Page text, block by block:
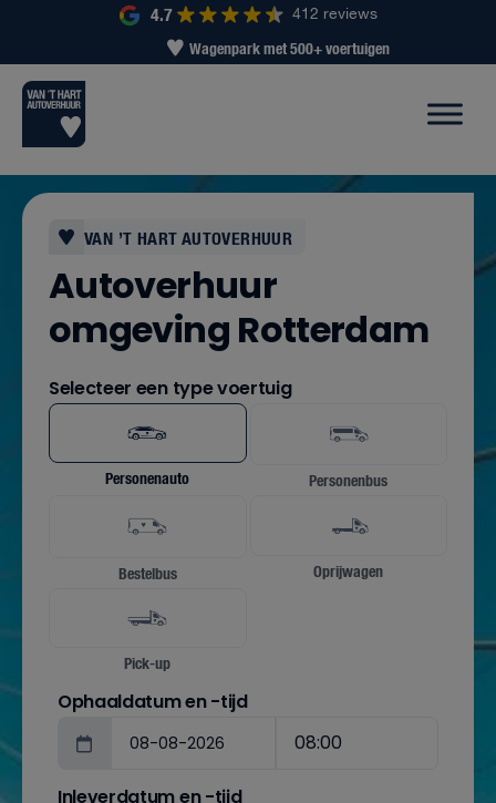
4.7
412 reviews
Wagenpark met 500+ voertuigen
VAN ’T HART AUTOVERHUUR
Autoverhuur
omgeving Rotterdam
Selecteer een type voertuig
Personenauto Personenbus
Bestelbus Oprijwagen
Pick-up
Ophaaldatum en -tijd
Inleverdatum en -tijd